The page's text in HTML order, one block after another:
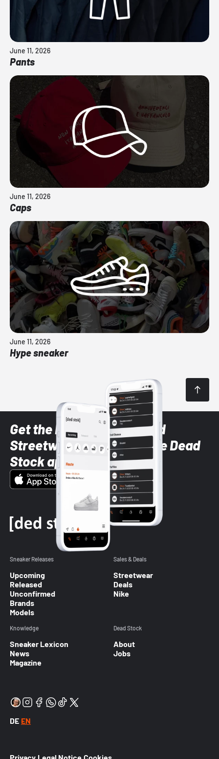
June 11, 2026
Pants
June 11, 2026
Caps
June 11, 2026
Hype sneaker
Get the latest Sneaker and
Streetwear styles with the Dead
Stock app
Sneaker Releases
Upcoming
Released
Unconfirmed
Brands
Models
Sales & Deals
Streetwear
Deals
Nike
Knowledge
Sneaker Lexicon
News
Magazine
Dead Stock
About
Jobs
DE EN